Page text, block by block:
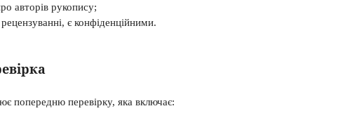
авторів рукопису;
є конфіденційними.
попередню перевірку, яка включає: